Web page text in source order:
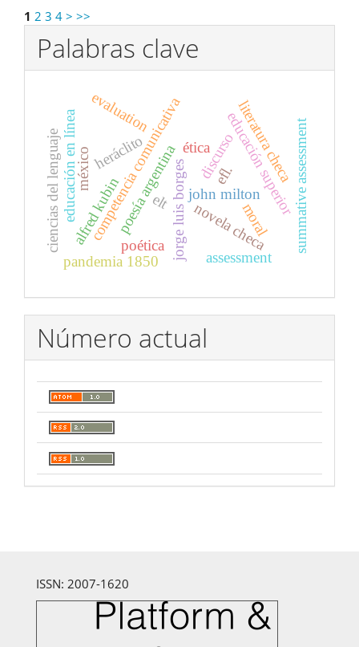
1 2 3 4 > >>
Palabras clave
discurso
competencia comunicativa educación superior
jorge luis borges
heráclito
john milton
poesía argentina ética
moral
méxico
alfred kubin novela checa
literatura checa
assessment
evaluation
summative assessment
elt
efl.
educación en línea
ciencias del lenguaje
pandemia 1850
poética
Número actual
ISSN: 2007-1620